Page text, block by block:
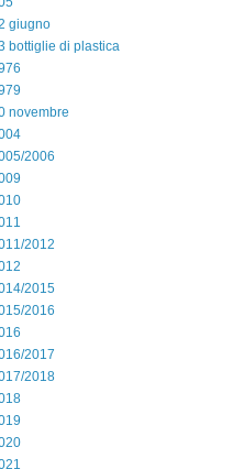
giugno
bottiglie di plastica
novembre
2006
2012
2015
2016
2017
2018